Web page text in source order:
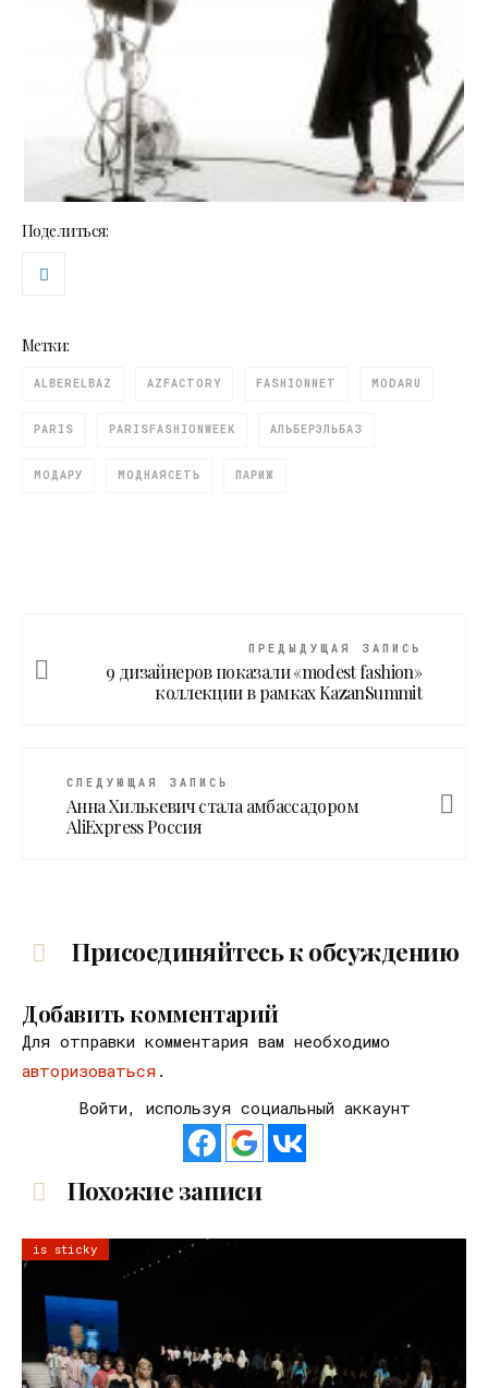
Поделиться:
Метки:
ALBERELBAZ AZFACTORY FASHIONNET MODARU
PARIS PARISFASHIONWEEK АЛЬБЕРЭЛЬБАЗ
МОДАРУ МОДНАЯСЕТЬ ПАРИЖ
ПРЕДЫДУЩАЯ ЗАПИСЬ
9 дизайнеров показали «modest fashion»
коллекции в рамках KazanSummit
СЛЕДУЮЩАЯ ЗАПИСЬ
Анна Хилькевич стала амбассадором
AliExpress Россия
Присоединяйтесь к обсуждению
Добавить комментарий
Для отправки комментария вам необходимо
авторизоваться .
Войти, используя социальный аккаунт
Похожие записи
is sticky